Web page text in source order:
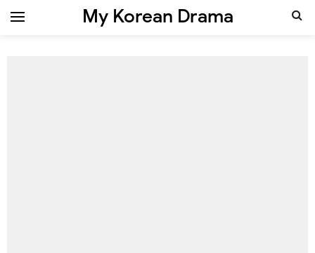
My Korean Drama